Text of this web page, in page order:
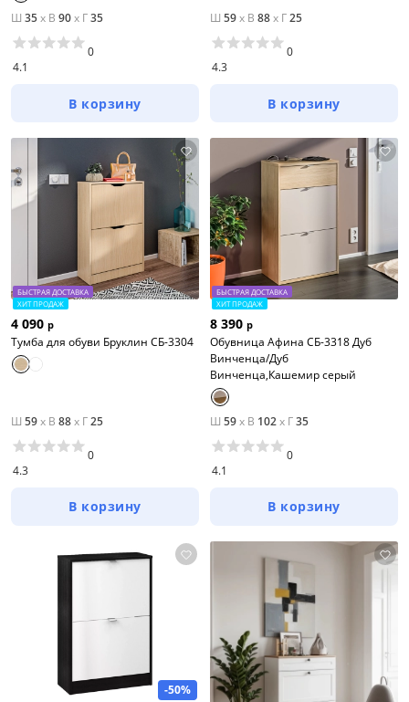
Ш 35x В 90x Г35
4.1
0
В корзину
Ш 59x В 88x Г25
4.3
0
В корзину
БЫСТРАЯ ДОСТАВКА
ХИТ ПРОДАЖ
4 090 р
Тумба для обуви Бруклин СБ-3304
Ш 59x В 88x Г25
4.3
0
В корзину
БЫСТРАЯ ДОСТАВКА
ХИТ ПРОДАЖ
8 390 р
Обувница Афина СБ-3318 Дуб
Винченца/Дуб
Винченца,Кашемир серый
Ш 59x В 102x Г35
4.1
0
В корзину
-50%